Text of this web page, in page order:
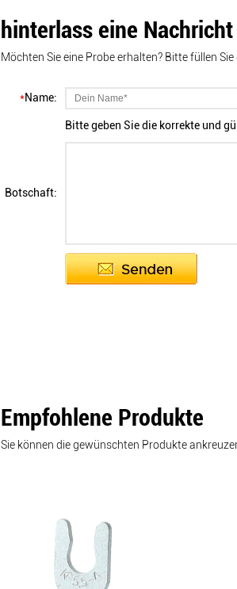
hinterlass eine Nachricht
Möchten Sie eine Probe erhalten? Bitte füllen
*Name:
Bitte geben Sie die korrekte und
Botschaft:
Empfohlene Produkte
Sie können die gewünschten Produkte